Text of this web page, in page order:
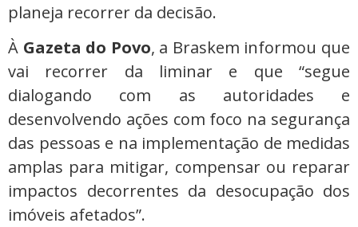
planeja recorrer da decisão.
À Gazeta do Povo, a Braskem informou que
vai recorrer da liminar e que “segue
dialogando com as autoridades e
desenvolvendo ações com foco na segurança
das pessoas e na implementação de medidas
amplas para mitigar, compensar ou reparar
impactos decorrentes da desocupação dos
imóveis afetados”.